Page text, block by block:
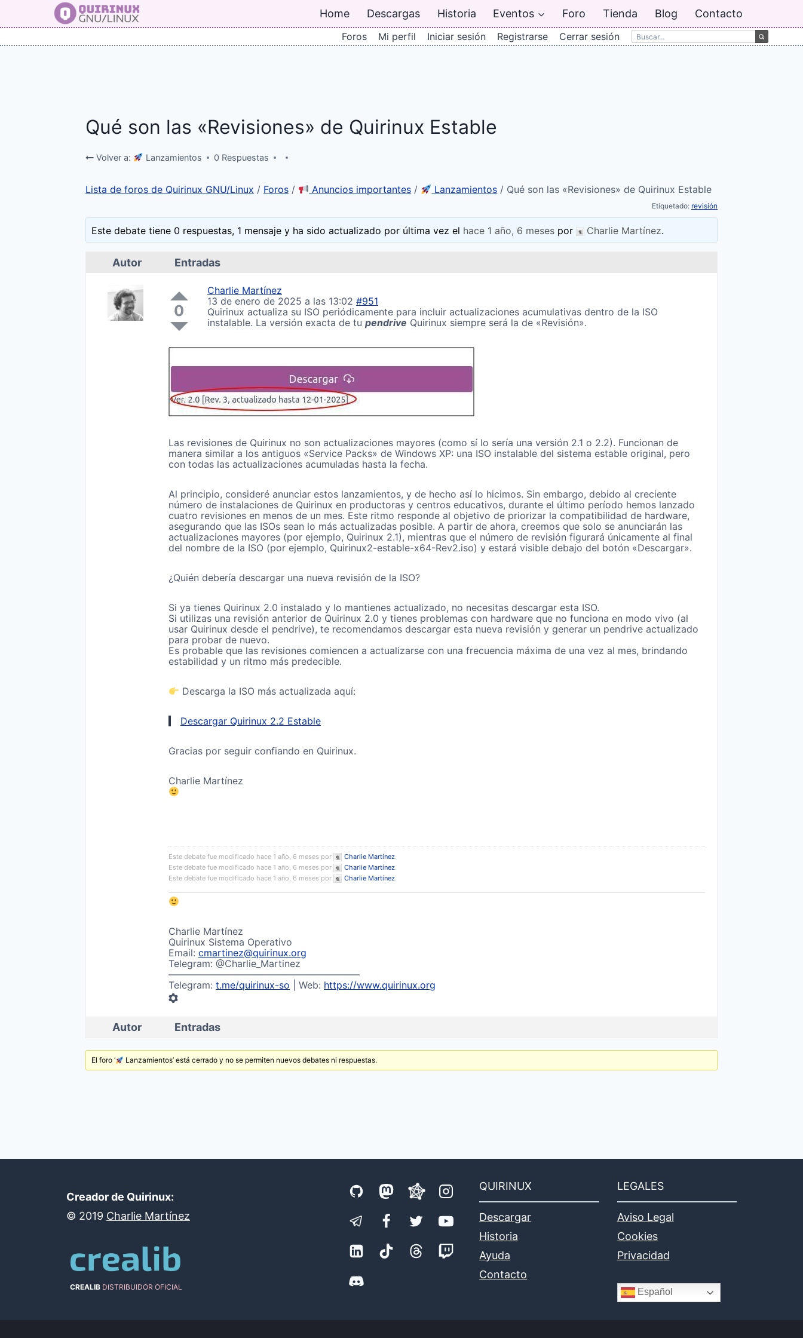
al
contenido
Home Descargas Historia Eventos Foro Tienda Blog Contacto
Foros Mi perfil Iniciar sesión Registrarse Cerrar sesión
Qué son las «Revisiones» de Quirinux Estable
Volver a: Lanzamientos 0 Respuestas
Lista de foros de Quirinux GNU/Linux / Foros / Anuncios importantes / Lanzamientos / Qué son las «Revisiones» de Quirinux Estable
Etiquetado: revisión
Este debate tiene 0 respuestas, 1 mensaje y ha sido actualizado por última vez el hace 1 año, 6 meses por Charlie Martínez.
Autor Entradas
0
Charlie Martínez
13 de enero de 2025 a las 13:02 #951
Quirinux actualiza su ISO periódicamente para incluir actualizaciones acumulativas dentro de la ISO
instalable. La versión exacta de tu pendrive Quirinux siempre será la de «Revisión».
Las revisiones de Quirinux no son actualizaciones mayores (como sí lo sería una versión 2.1 o 2.2). Funcionan de
manera similar a los antiguos «Service Packs» de Windows XP: una ISO instalable del sistema estable original, pero
con todas las actualizaciones acumuladas hasta la fecha.
Al principio, consideré anunciar estos lanzamientos, y de hecho así lo hicimos. Sin embargo, debido al creciente
número de instalaciones de Quirinux en productoras y centros educativos, durante el último período hemos lanzado
cuatro revisiones en menos de un mes. Este ritmo responde al objetivo de priorizar la compatibilidad de hardware,
asegurando que las ISOs sean lo más actualizadas posible. A partir de ahora, creemos que solo se anunciarán las
actualizaciones mayores (por ejemplo, Quirinux 2.1), mientras que el número de revisión figurará únicamente al final
del nombre de la ISO (por ejemplo, Quirinux2-estable-x64-Rev2.iso) y estará visible debajo del botón «Descargar».
¿Quién debería descargar una nueva revisión de la ISO?
Si ya tienes Quirinux 2.0 instalado y lo mantienes actualizado, no necesitas descargar esta ISO.
Si utilizas una revisión anterior de Quirinux 2.0 y tienes problemas con hardware que no funciona en modo vivo (al
usar Quirinux desde el pendrive), te recomendamos descargar esta nueva revisión y generar un pendrive actualizado
para probar de nuevo.
Es probable que las revisiones comiencen a actualizarse con una frecuencia máxima de una vez al mes, brindando
estabilidad y un ritmo más predecible.
Descarga la ISO más actualizada aquí:
Descargar Quirinux 2.2 Estable
Gracias por seguir confiando en Quirinux.
Charlie Martínez
Este debate fue modificado hace 1 año, 6 meses por Charlie Martínez.
Este debate fue modificado hace 1 año, 6 meses por
Charlie Martínez.
Este debate fue modificado hace 1 año, 6 meses por
Charlie Martínez.
Charlie Martínez
Quirinux Sistema Operativo
Email: cmartinez@quirinux.org
Telegram: @Charlie_Martinez
————————————————————
Telegram: t.me/quirinux-so | Web: https://www.quirinux.org
Autor Entradas
El foro ‘ Lanzamientos’ está cerrado y no se permiten nuevos debates ni respuestas.
Creador de Quirinux:
© 2019 Charlie Martínez
CREALIB DISTRIBUIDOR OFICIAL
QUIRINUX
Descargar
Historia
Ayuda
Contacto
LEGALES
Aviso Legal
Cookies
Privacidad
Español